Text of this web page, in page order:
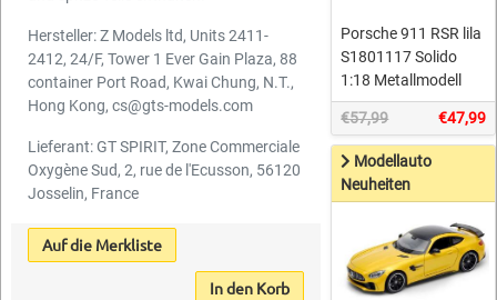
Hersteller: Z Models ltd, Units 2411-
2412, 24/F, Tower 1 Ever Gain Plaza, 88
container Port Road, Kwai Chung, N.T.,
Hong Kong, cs@gts-models.com
Lieferant: GT SPIRIT, Zone Commerciale
Oxygène Sud, 2, rue de l'Ecusson, 56120
Josselin, France
Auf die Merkliste
In den Korb
Porsche 911 RSR lila
S1801117 Solido
1:18 Metallmodell
€57,99 €47,99
Modellauto
Neuheiten